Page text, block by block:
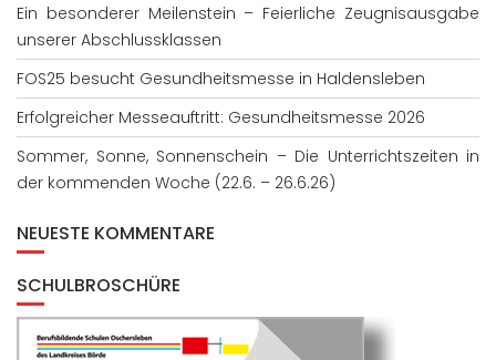
Ein besonderer Meilenstein – Feierliche Zeugnisausgabe
unserer Abschlussklassen
FOS25 besucht Gesundheitsmesse in Haldensleben
Erfolgreicher Messeauftritt: Gesundheitsmesse 2026
Sommer, Sonne, Sonnenschein – Die Unterrichtszeiten in
der kommenden Woche (22.6. – 26.6.26)
NEUESTE KOMMENTARE
SCHULBROSCHÜRE